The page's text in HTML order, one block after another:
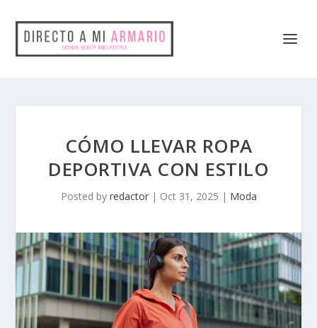
CÓMO LLEVAR ROPA
DEPORTIVA CON ESTILO
Posted by redactor| Oct 31, 2025 | Moda